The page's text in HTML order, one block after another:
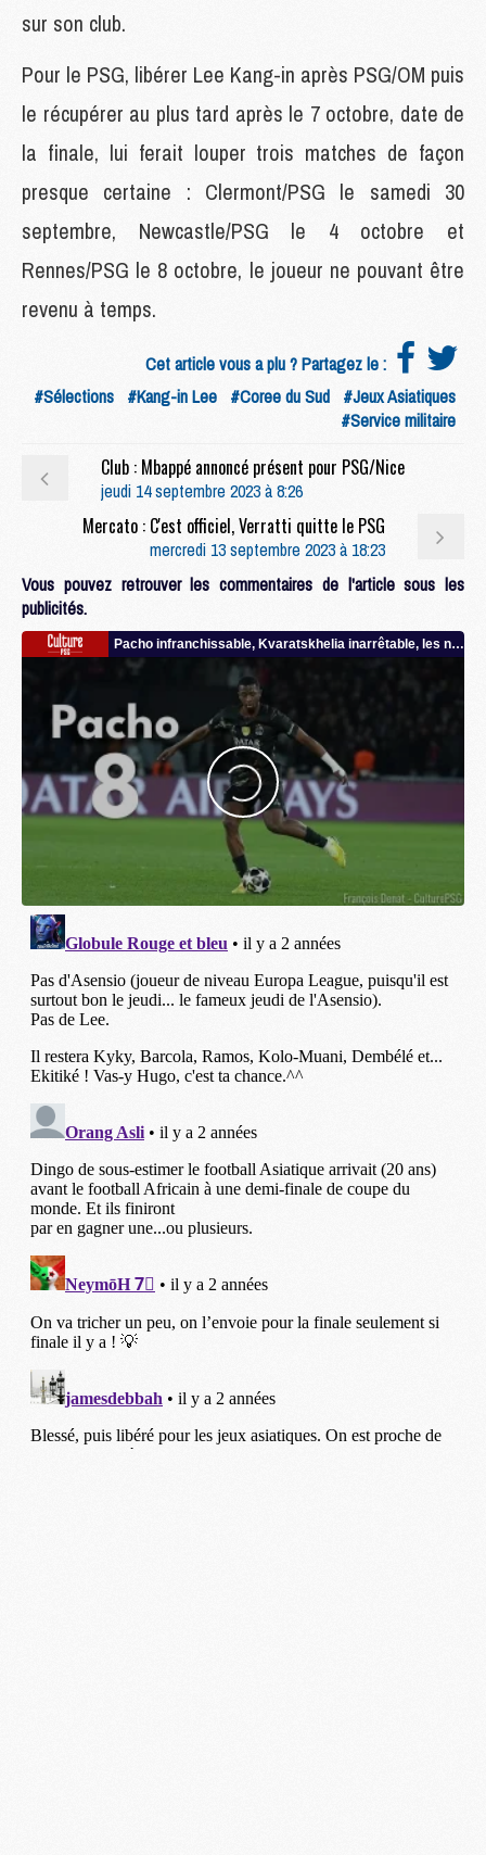
sur son club.
Pour le PSG, libérer Lee Kang-in après PSG/OM puis
le récupérer au plus tard après le 7 octobre, date de
la finale, lui ferait louper trois matches de façon
presque certaine : Clermont/PSG le samedi 30
septembre, Newcastle/PSG le 4 octobre et
Rennes/PSG le 8 octobre, le joueur ne pouvant être
revenu à temps.
Cet article vous a plu ? Partagez le :
#Sélections #Kang-in Lee #Coree du Sud #Jeux Asiatiques
#Service militaire
Club : Mbappé annoncé présent pour PSG/Nice
jeudi 14 septembre 2023 à 8:26
Mercato : C'est officiel, Verratti quitte le PSG
mercredi 13 septembre 2023 à 18:23
Vous pouvez retrouver les commentaires de l'article sous les
publicités.